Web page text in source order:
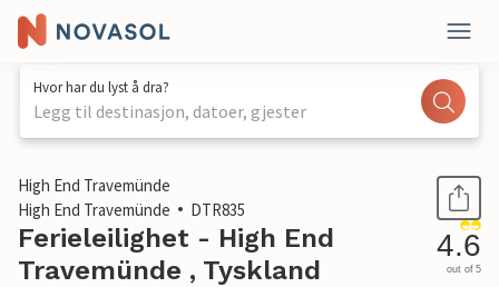
Hvor har du lyst å dra?
Legg til destinasjon, datoer, gjester
1 / 37
High End Travemünde
High End Travemünde
DTR835
Ferieleilighet - High End
Travemünde , Tyskland
4.6
out of 5